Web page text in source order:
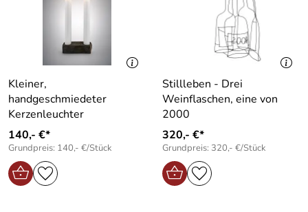
Kleiner,
handgeschmiedeter
Kerzenleuchter
140,- €*
Grundpreis: 140,- €/Stück
Stillleben - Drei
Weinflaschen, eine von
2000
320,- €*
Grundpreis: 320,- €/Stück